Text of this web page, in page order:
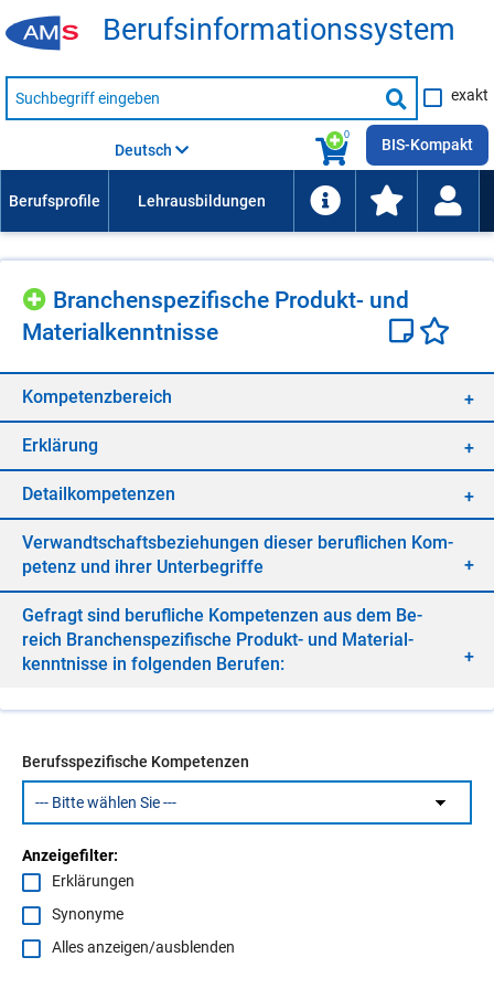
Be­rufs­in­for­ma­ti­ons­sys­tem
Suche
nach
Suche
starten
exakt
0
Deutsch BIS-Kompakt
Bran­chen­spe­zi­fi­sche Pro­dukt- und
Ma­te­ri­al­kennt­nis­se
Kom­pe­tenz­be­reich
Er­klä­rung
De­tail­kom­pe­ten­zen
Ver­wandt­schafts­be­zie­hun­gen die­ser be­ruf­li­chen Kom­
pe­tenz und ih­rer Un­ter­be­grif­fe
Ge­fragt sind be­ruf­li­che Kom­pe­ten­zen aus dem Be­
reich Bran­chen­spe­zi­fi­sche Pro­dukt- und Ma­te­ri­al­
kennt­nis­se in fol­gen­den Be­ru­fen:
Berufsspezifische Kompetenzen
Anzeigefilter:
Erklärungen
Synonyme
Alles anzeigen/ausblenden